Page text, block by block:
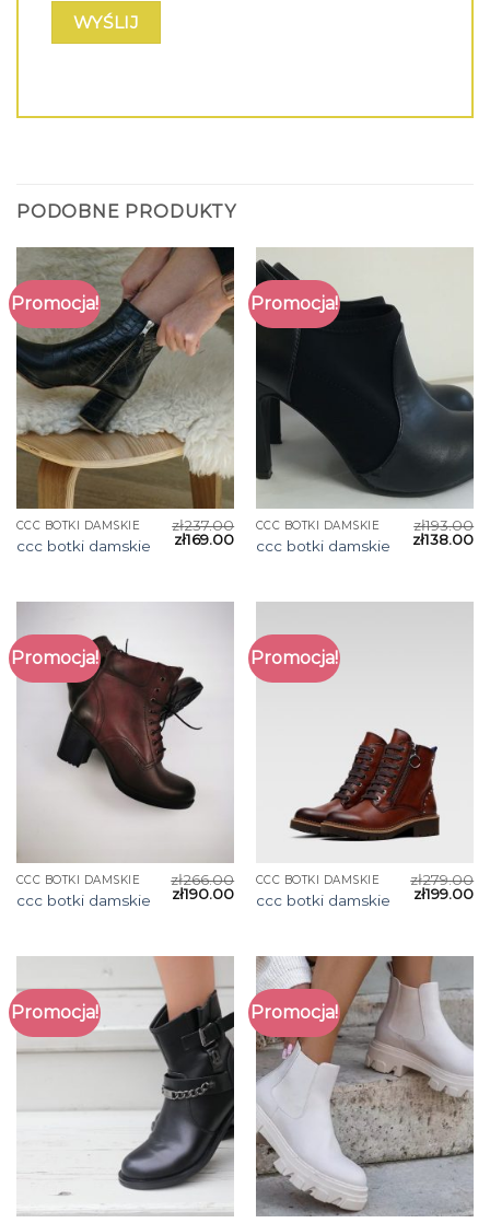
PODOBNE PRODUKTY
Promocja!
CCC BOTKI DAMSKIE
ccc botki damskie
zł237.00
zł169.00
Promocja!
CCC BOTKI DAMSKIE
ccc botki damskie
zł193.00
zł138.00
Promocja!
CCC BOTKI DAMSKIE
ccc botki damskie
zł266.00
zł190.00
Promocja!
CCC BOTKI DAMSKIE
ccc botki damskie
zł279.00
zł199.00
Promocja! Promocja!